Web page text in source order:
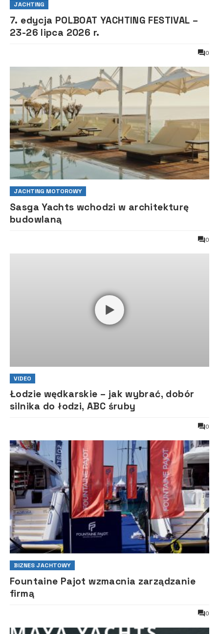
JACHTING
7. edycja POLBOAT YACHTING FESTIVAL –
23-26 lipca 2026 r.
0
JACHTING MOTOROWY
Sasga Yachts wchodzi w architekturę
budowlaną
0
VIDEO
Łodzie wędkarskie – jak wybrać, dobór
silnika do łodzi, ABC śruby
0
BIZNES JACHTOWY
Fountaine Pajot wzmacnia zarządzanie
firmą
0